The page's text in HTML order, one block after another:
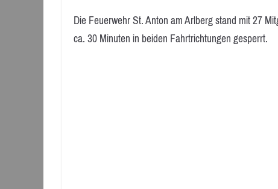
Die Feuerwehr St. Anton am Arlberg stand mit 27
ca. 30 Minuten in beiden Fahrtrichtungen gesperrt.